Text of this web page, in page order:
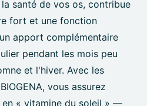
santé de vos os, contribue
fort et une fonction
apport complémentaire
pendant les mois peu
et l'hiver. Avec les
vous assurez
« vitamine du soleil » —